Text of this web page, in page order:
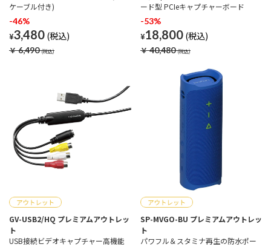
ケーブル付き)
-46%
¥3,480
￥6,490
ード型 PCIeキャプチャーボード
-53%
¥18,800
￥40,480
GV-USB2/HQ プレミアムアウトレッ
ト
USB接続ビデオキャプチャー高機能
SP-MVGO-BU プレミアムアウトレッ
ト
パワフル＆スタミナ再生の防水ポー